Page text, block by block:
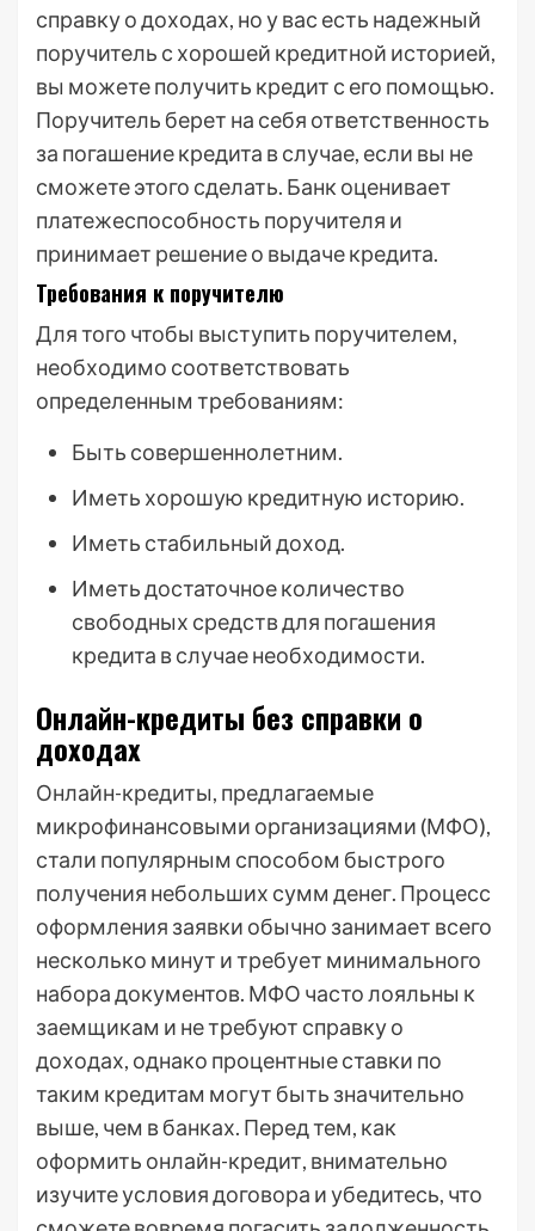
справку о доходах, но у вас есть надежный
поручитель с хорошей кредитной историей,
вы можете получить кредит с его помощью.
Поручитель берет на себя ответственность
за погашение кредита в случае, если вы не
сможете этого сделать. Банк оценивает
платежеспособность поручителя и
принимает решение о выдаче кредита.
Требования к поручителю
Для того чтобы выступить поручителем,
необходимо соответствовать
определенным требованиям:
Быть совершеннолетним.
Иметь хорошую кредитную историю.
Иметь стабильный доход.
Иметь достаточное количество
свободных средств для погашения
кредита в случае необходимости.
Онлайн-кредиты без справки о
доходах
Онлайн-кредиты, предлагаемые
микрофинансовыми организациями (МФО),
стали популярным способом быстрого
получения небольших сумм денег. Процесс
оформления заявки обычно занимает всего
несколько минут и требует минимального
набора документов. МФО часто лояльны к
заемщикам и не требуют справку о
доходах, однако процентные ставки по
таким кредитам могут быть значительно
выше, чем в банках. Перед тем, как
оформить онлайн-кредит, внимательно
изучите условия договора и убедитесь, что